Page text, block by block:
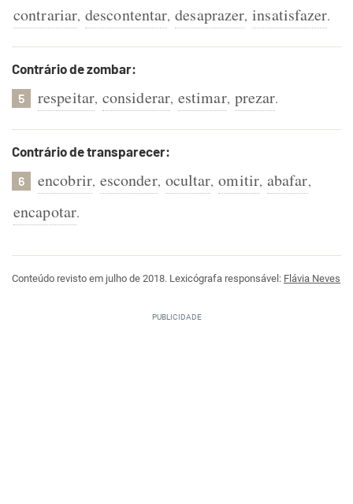
contrariar, descontentar, desaprazer, insatisfazer.
Contrário de zombar:
5 respeitar, considerar, estimar, prezar.
Contrário de transparecer:
6 encobrir, esconder, ocultar, omitir, abafar,
encapotar.
Conteúdo revisto em julho de 2018. Lexicógrafa responsável: Flávia Neves